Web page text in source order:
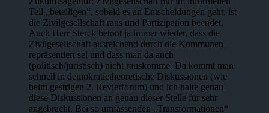
Teil „beteiligen“, sobald es an Entscheidungen geht, ist
die Zivilgesellschaft raus und Partizipation beendet.
Auch Herr Sterck betont ja immer wieder, dass die
Zivilgesellschaft ausreichend durch die Kommunen
repräsentiert sei und dass man da auch
(politisch/juristisch) nicht rauskomme. Da kommt man
schnell in demokratietheoretische Diskussionen (wie
beim gestrigen 2. Revierforum) und ich halte genau
diese Diskussionen an genau dieser Stelle für sehr
angebracht. Bei so umfassenden „Transformationen“